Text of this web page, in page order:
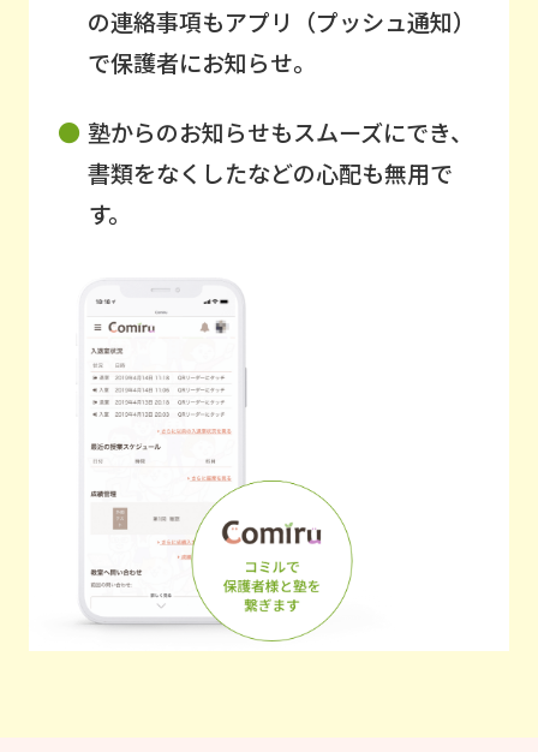
の連絡事項もアプリ（プッシュ通知）
で保護者にお知らせ。
塾からのお知らせもスムーズにでき、
書類をなくしたなどの心配も無用で
す。